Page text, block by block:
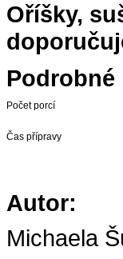
Oříšky,
Podrobné
Počet porcí
Čas přípravy
Autor:
Michaela